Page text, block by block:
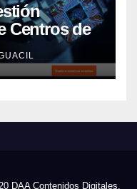
Centros de
DAA Contenidos Digitales,